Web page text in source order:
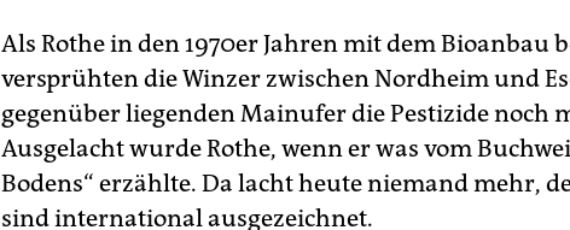
Als Rothe in den 1970er Jahren mit dem Bioanbau
versprühten die Winzer zwischen Nordheim und
gegenüber liegenden Mainufer die Pestizide noch
Ausgelacht wurde Rothe, wenn er was vom
Bodens“ erzählte. Da lacht heute niemand mehr,
sind international ausgezeichnet.